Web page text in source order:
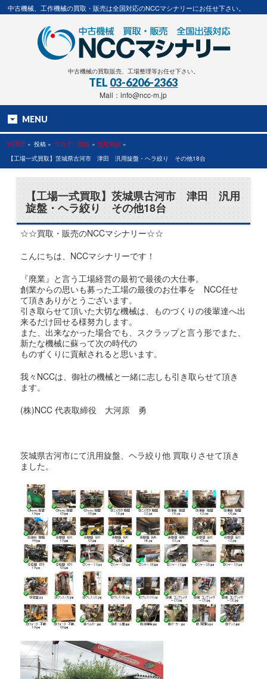
中古機械、工作機械の買取・販売は全国対応のNCCマシナリーにお任せ下さい。
中古機械の買取販売、工場整理等お任せ下さい。
TEL 03-6206-2363
Mail：info@ncc-m.jp
MENU
HOME » 投稿 » ブログ・動画 » 買取実績 »
【工場一式買取】茨城県古河市 津田 汎用旋盤・ヘラ絞り その他18台
【工場一式買取】茨城県古河市 津田 汎用
旋盤・ヘラ絞り その他18台
☆☆買取・販売のNCCマシナリー☆☆
こんにちは、NCCマシナリーです！
『廃業』と言う工場経営の最初で最後の大仕事。
創業からの思いも募った工場の最後のお仕事を NCC任せ
て頂きありがとうございます。
引き取らせて頂いた大切な機械は、ものづくりの後輩達へ出
来るだけ回せる様努力します。
また、出来なかった場合でも、スクラップと言う形でまた、
新たな機械に蘇って次の時代の
ものずくりに貢献されると思います。
我々NCCは、御社の機械と一緒に志しも引き取らせて頂き
ます。
(株)NCC 代表取締役 大河原 勇
茨城県古河市にて汎用旋盤、ヘラ絞り他 買取りさせて頂き
ました。